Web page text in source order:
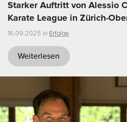
Starker Auftritt von Alessio
Karate League in Zürich-
16.09.2025 in Erfolge
Weiterlesen